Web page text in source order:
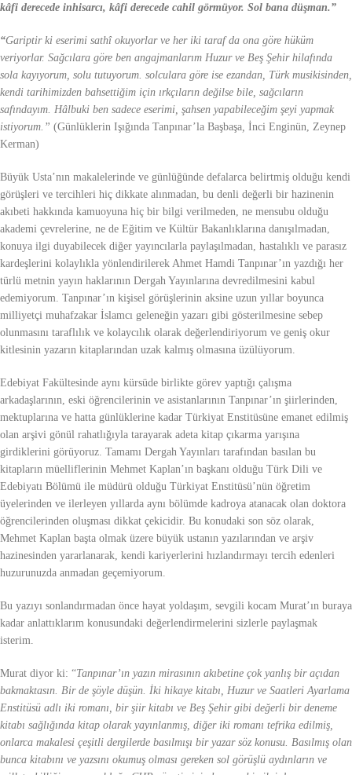
kâfi derecede inhisarcı, kâfi derecede cahil görmüyor. Sol bana düşman.”
“Gariptir ki eserimi sathî okuyorlar ve her iki taraf da ona göre hüküm
veriyorlar. Sağcılara göre ben angajmanlarım Huzur ve Beş Şehir hilafında
sola kayıyorum, solu tutuyorum. solculara göre ise ezandan, Türk musikisinden,
kendi tarihimizden bahsettiğim için ırkçıların değilse bile, sağcıların
safındayım. Hâlbuki ben sadece eserimi, şahsen yapabileceğim şeyi yapmak
istiyorum.” (Günlüklerin Işığında Tanpınar’la Başbaşa İnci Enginün, Zeynep
Kerman)
Büyük Usta’nın makalelerinde ve günlüğünde defalarca belirtmiş olduğu kendi
görüşleri ve tercihleri hiç dikkate alınmadan, bu denli değerli bir hazinenin
akıbeti hakkında kamuoyuna hiç bir bilgi verilmeden, ne mensubu olduğu
akademi çevrelerine, ne de Eğitim ve Kültür Bakanlıklarına danışılmadan,
konuya ilgi duyabilecek diğer yayıncılarla paylaşılmadan, hastalıklı ve parasız
kardeşlerini kolaylıkla yönlendirilerek Ahmet Hamdi Tanpınar’ın yazdığı her
türlü metnin yayın haklarının Dergah Yayınlarına devredilmesini kabul
edemiyorum. Tanpınar’ın kişisel görüşlerinin aksine uzun yıllar boyunca
milliyetçi muhafzakar İslamcı geleneğin yazarı gibi gösterilmesine sebep
olunmasını taraflılık ve kolaycılık olarak değerlendiriyorum ve geniş okur
kitlesinin yazarın kitaplarından uzak kalmış olmasına üzülüyorum.
Edebiyat Fakültesinde aynı kürsüde birlikte görev yaptığı çalışma
arkadaşlarının, eski öğrencilerinin ve asistanlarının Tanpınar’ın şiirlerinden,
mektuplarına ve hatta günlüklerine kadar Türkiyat Enstitüsüne emanet edilmiş
olan arşivi gönül rahatlığıyla tarayarak adeta kitap çıkarma yarışına
girdiklerini görüyoruz. Tamamı Dergah Yayınları tarafından basılan bu
kitapların müelliflerinin Mehmet Kaplan’ın başkanı olduğu Türk Dili ve
Edebiyatı Bölümü ile müdürü olduğu Türkiyat Enstitüsü’nün öğretim
üyelerinden ve ilerleyen yıllarda aynı bölümde kadroya atanacak olan doktora
öğrencilerinden oluşması dikkat çekicidir. Bu konudaki son söz olarak,
Mehmet Kaplan başta olmak üzere büyük ustanın yazılarından ve arşiv
hazinesinden yararlanarak, kendi kariyerlerini hızlandırmayı tercih edenleri
huzurunuzda anmadan geçemiyorum.
Bu yazıyı sonlandırmadan önce hayat yoldaşım, sevgili kocam Murat’ın buraya
kadar anlattıklarım konusundaki değerlendirmelerini sizlerle paylaşmak
isterim.
Murat diyor ki: “Tanpınar’ın yazın mirasının akıbetine çok yanlış bir açıdan
bakmaktasın. Bir de şöyle düşün. İki hikaye kitabı, Huzur ve Saatleri Ayarlama
Enstitüsü adlı iki romanı, bir şiir kitabı ve Beş Şehir gibi değerli bir deneme
kitabı sağlığında kitap olarak yayınlanmış, diğer iki romanı tefrika edilmiş,
onlarca makalesi çeşitli dergilerde basılmışı bir yazar söz konusu. Basılmış olan
bunca kitabını ve yazsını okumuş olması gereken sol görüşlü aydınların ve